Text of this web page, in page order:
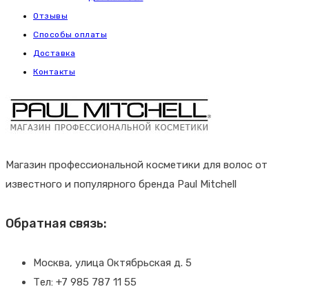
Отзывы
Способы оплаты
Доставка
Контакты
Магазин профессиональной косметики для волос от
известного и популярного бренда Paul Mitchell
Обратная связь:
Москва, улица Октябрьская д. 5
Тел: +7 985 787 11 55